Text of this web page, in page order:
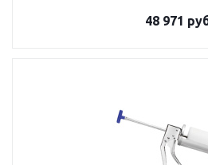
48 971